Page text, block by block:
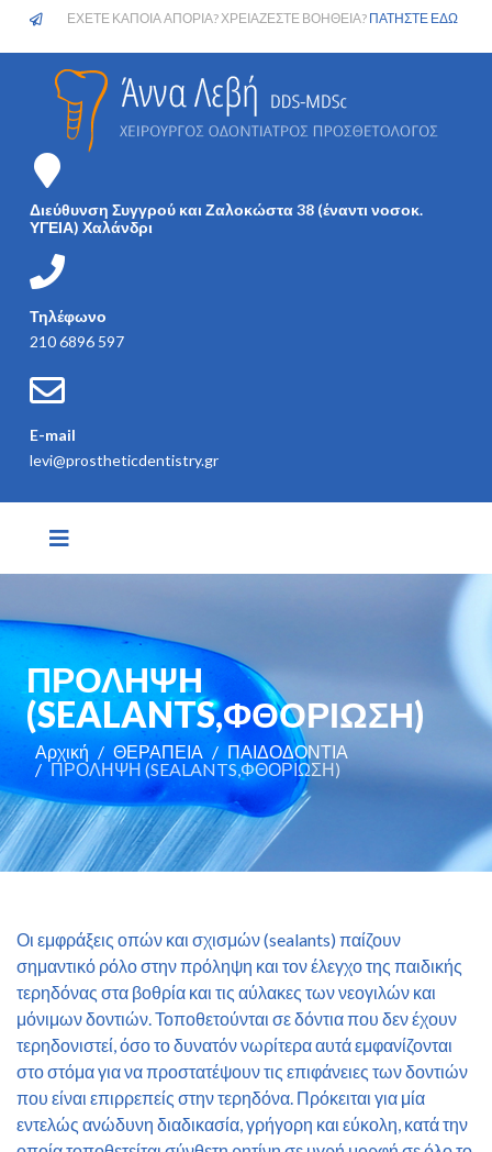
ΕΧΕΤΕ ΚΑΠΟΙΑ ΑΠΟΡΙΑ? ΧΡΕΙΑΖΕΣΤΕ ΒΟΗΘΕΙΑ? ΠΑΤΗΣΤΕ ΕΔΩ
Διεύθυνση Συγγρού και Ζαλοκώστα 38 (έναντι νοσοκ.
ΥΓΕΙΑ) Χαλάνδρι
Τηλέφωνο
210 6896 597
E-mail
levi@prostheticdentistry.gr
ΠΡΟΛΗΨΗ
(SEALANTS,ΦΘΟΡΙΩΣΗ)
Αρχική ΘΕΡΑΠΕΙΑ
ΠΑΙΔΟΔΟΝΤΙΑ
ΠΡΟΛΗΨΗ (SEALANTS,ΦΘΟΡΙΩΣΗ)
Οι εμφράξεις οπών και σχισμών (sealants) παίζουν
σημαντικό ρόλο στην πρόληψη και τον έλεγχο της παιδικής
τερηδόνας στα βοθρία και τις αύλακες των νεογιλών και
μόνιμων δοντιών. Τοποθετούνται σε δόντια που δεν έχουν
τερηδονιστεί, όσο το δυνατόν νωρίτερα αυτά εμφανίζονται
στο στόμα για να προστατέψουν τις επιφάνειες των δοντιών
που είναι επιρρεπείς στην τερηδόνα. Πρόκειται για μία
εντελώς ανώδυνη διαδικασία, γρήγορη και εύκολη, κατά την